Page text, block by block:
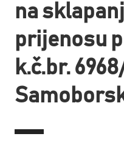
na
prijenosu
k.č.br.